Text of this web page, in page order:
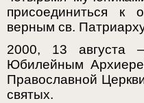
присоединиться к
верным св.
2000, 13 августа
Юбилейным
Православной
святых.